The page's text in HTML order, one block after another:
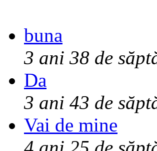
buna
3 ani 38 de
Da
3 ani 43 de
Vai de mine